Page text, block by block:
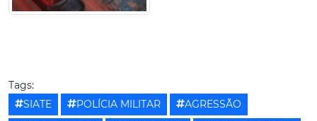
Tags:
SIATE
POLÍCIA MILITAR
AGRESSÃO